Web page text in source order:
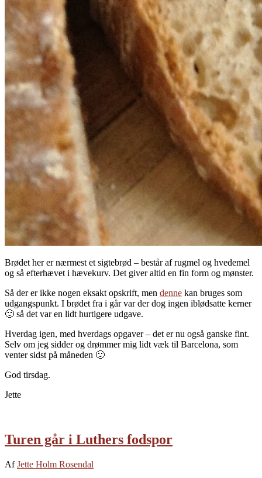
Brødet her er nærmest et sigtebrød – består af rugmel og hvedemel
og så efterhævet i hævekurv. Det giver altid en fin form og mønster.
Så der er ikke nogen eksakt opskrift, men denne kan bruges som
udgangspunkt. I brødet fra i går var der dog ingen iblødsatte kerner
🙂 så det var en lidt hurtigere udgave.
Hverdag igen, med hverdags opgaver – det er nu også ganske fint.
Selv om jeg sidder og drømmer mig lidt væk til Barcelona, som
venter sidst på måneden 🙂
God tirsdag.
Jette
Turen går i Luthers fodspor
AfJette Holm Rosendal